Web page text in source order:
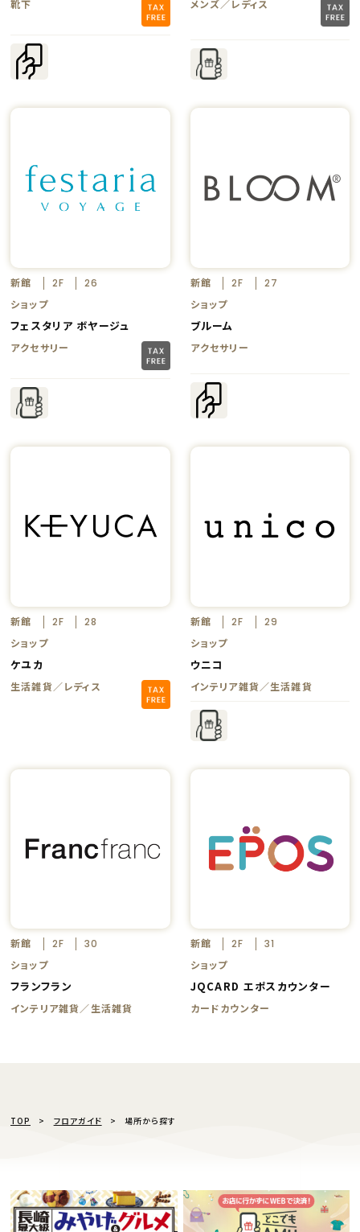
靴下 メンズ／レディス
新館 2F
26
ショップ
フェスタリア ボヤージュ
アクセサリー
新館 2F
27
ショップ
ブルーム
アクセサリー
新館 2F
28
ショップ
ケユカ
生活雑貨／レディス
新館 2F
29
ショップ
ウニコ
インテリア雑貨／生活雑貨
新館 2F
30
ショップ
フランフラン
インテリア雑貨／生活雑貨
新館 2F
31
ショップ
JQCARD エポスカウンター
カードカウンター
TOP フロアガイド 場所から探す